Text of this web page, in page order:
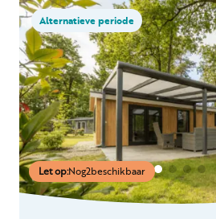
Let op:Nog2beschikbaar
Alternatieve periode